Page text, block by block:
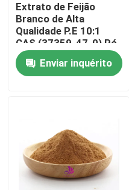
Controle da qualidade
Contato E.U.
Peça umas citações
Extrato natural da planta
Extrato de Feijão
Branco de Alta
Qualidade P.E 10:1
CAS (37359-47-0) Pó
Natural de Extrato de
Feijão Branco
Enviar inquérito